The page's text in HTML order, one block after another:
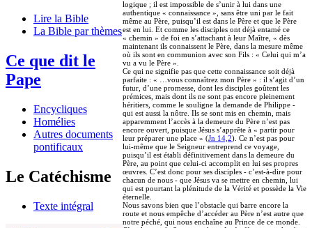
Lire la Bible
La Bible par thèmes
Ce que dit le
Pape
Encycliques
Homélies
Autres documents
pontificaux
Le Catéchisme
Texte intégral
logique ; il est impossible de s’unir à lui dans une
authentique « connaissance », sans être uni par le fait
même au Père, puisqu’il est dans le Père et que le Père
est en lui. Et comme les disciples ont déjà entamé ce
« chemin » de foi en s’attachant à leur Maître, « dès
maintenant ils connaissent le Père, dans la mesure même
où ils sont en communion avec son Fils : « Celui qui m’a
vu a vu le Père ».
Ce qui ne signifie pas que cette connaissance soit déjà
parfaite : « …vous connaîtrez mon Père » : il s’agit d’un
futur, d’une promesse, dont les disciples goûtent les
prémices, mais dont ils ne sont pas encore pleinement
héritiers, comme le souligne la demande de Philippe -
qui est aussi la nôtre. Ils se sont mis en chemin, mais
apparemment l’accès à la demeure du Père n’est pas
encore ouvert, puisque Jésus s’apprête à « partir pour
leur préparer une place » (Jn 14,2). Ce n’est pas pour
lui-même que le Seigneur entreprend ce voyage,
puisqu’il est établi définitivement dans la demeure du
Père, au point que celui-ci accomplit en lui ses propres
œuvres. C’est donc pour ses disciples - c’est-à-dire pour
chacun de nous - que Jésus va se mettre en chemin, lui
qui est pourtant la plénitude de la Vérité et possède la Vie
éternelle.
Nous savons bien que l’obstacle qui barre encore la
route et nous empêche d’accéder au Père n’est autre que
notre péché, qui nous enchaîne au Prince de ce monde.